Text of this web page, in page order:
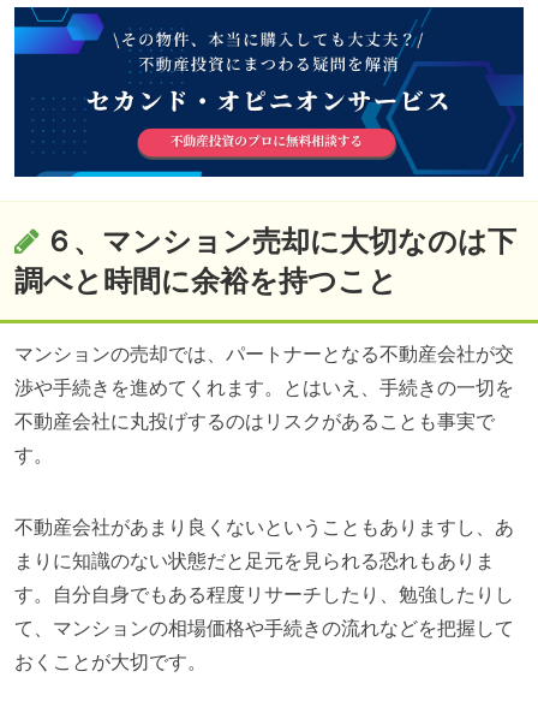
６、マンション売却に大切なのは下
調べと時間に余裕を持つこと
マンションの売却では、パートナーとなる不動産会社が交
渉や手続きを進めてくれます。とはいえ、手続きの一切を
不動産会社に丸投げするのはリスクがあることも事実で
す。
不動産会社があまり良くないということもありますし、あ
まりに知識のない状態だと足元を見られる恐れもありま
す。自分自身でもある程度リサーチしたり、勉強したりし
て、マンションの相場価格や手続きの流れなどを把握して
おくことが大切です。